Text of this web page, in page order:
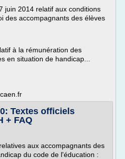
juin 2014 relatif aux conditions
des accompagnants des élèves
à la rémunération des
en situation de handicap...
Textes officiels
+ FAQ
aux accompagnants des
du code de l'éducation :